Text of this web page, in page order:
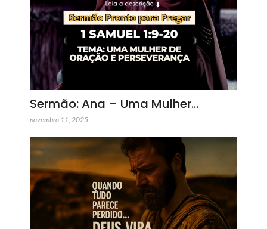
Sermão: Ana – Uma Mulher…
novembro 11, 2025